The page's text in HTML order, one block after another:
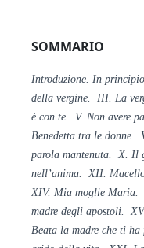
SOMMARIO
Introduzione. In
della vergine. III. La
è con te. V. Non avere
Benedetta tra le
parola mantenuta. X. Il
nell’anima. XII.
XIV. Mia moglie
madre degli apostoli.
Beata la madre che ti